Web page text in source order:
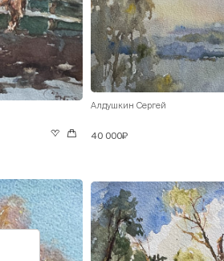
Алдушкин Сергей
40 000₽